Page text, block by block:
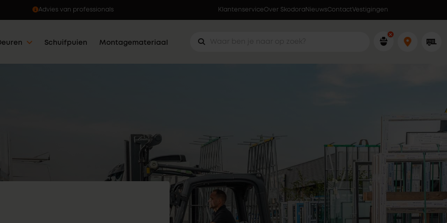
Ophalen wanneer jou dat uitkomt Lokaal geproduceerd in eigen fabriek
KlantenserviceOver Skodora NieuwsContactVestigingen
Schuifpuien Montagemateriaal